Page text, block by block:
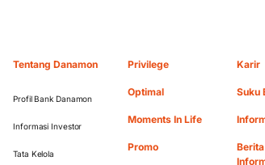
Tentang Danamon
Profil Bank Danamon
Informasi Investor
Tata Kelola
Privilege
Optimal
Moments In Life
Promo
Karir
Suku